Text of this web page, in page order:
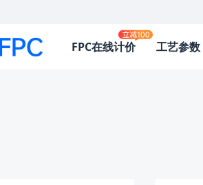
FPC在线计价 工艺参数